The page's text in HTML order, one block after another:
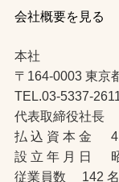
会社概要を見る
本社
〒164-0003 東京
TEL.03-5337-
代表取締役社長
払 込 資 本 金
設 立 年 月 日
従業員数 142 名